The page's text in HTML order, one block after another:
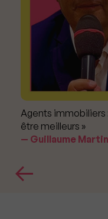
Agents immobiliers
être meilleurs »
Guillaume